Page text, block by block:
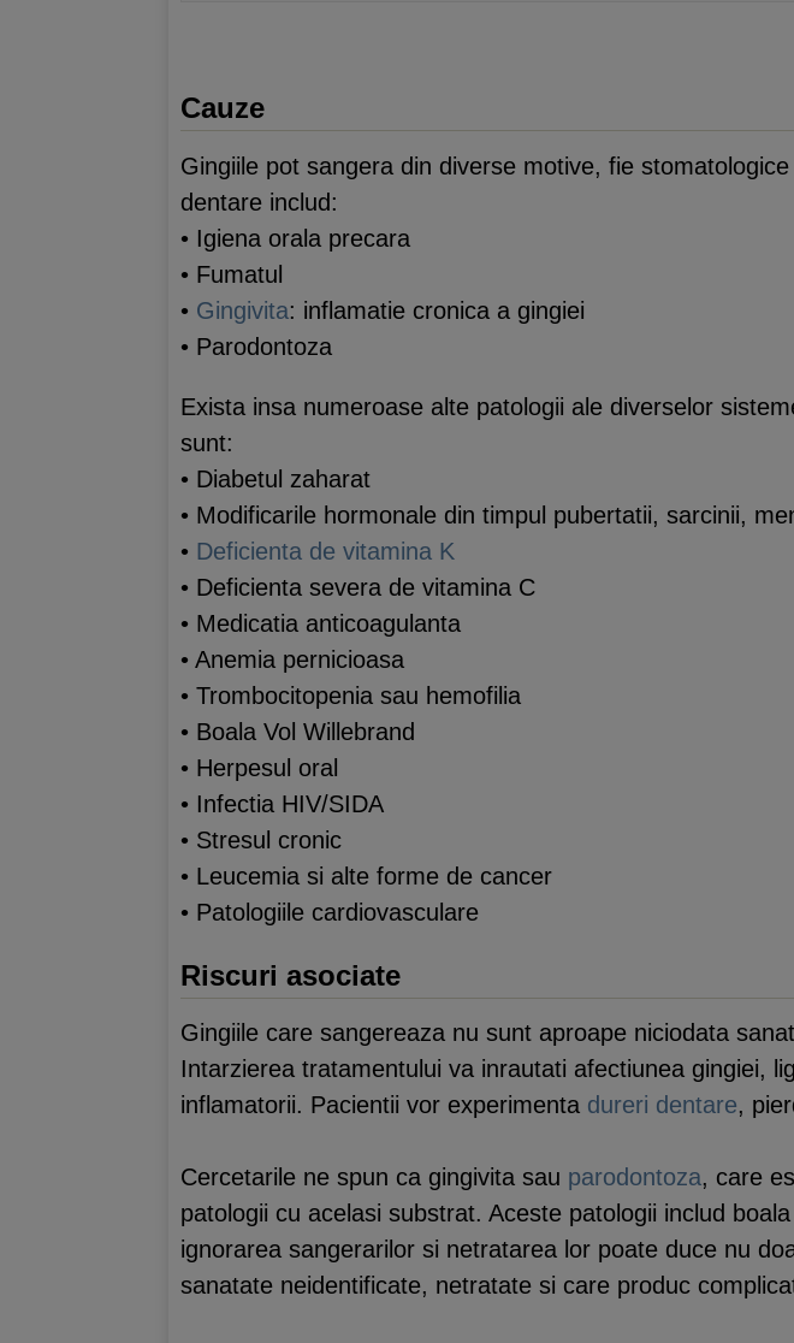
Cauze
Gingiile pot sangera din diverse motive, fie
dentare includ:
• Igiena orala precara
• Fumatul
• Gingivita: inflamatie cronica a gingiei
• Parodontoza
Exista insa numeroase alte patologii ale diverselor
sunt:
• Diabetul zaharat
• Modificarile hormonale din timpul pubertatii, sarcinii,
• Deficienta de vitamina K
• Deficienta severa de vitamina C
• Medicatia anticoagulanta
• Anemia pernicioasa
• Trombocitopenia sau hemofilia
• Boala Vol Willebrand
• Herpesul oral
• Infectia HIV/SIDA
• Stresul cronic
• Leucemia si alte forme de cancer
• Patologiile cardiovasculare
Riscuri asociate
Gingiile care sangereaza nu sunt aproape niciodata
Intarzierea tratamentului va inrautati afectiunea gingiei,
inflamatorii. Pacientii vor experimenta dureri dentare,
Cercetarile ne spun ca gingivita sau parodontoza, care
patologii cu acelasi substrat. Aceste patologii includ
ignorarea sangerarilor si netratarea lor poate duce nu
sanatate neidentificate, netratate si care produc